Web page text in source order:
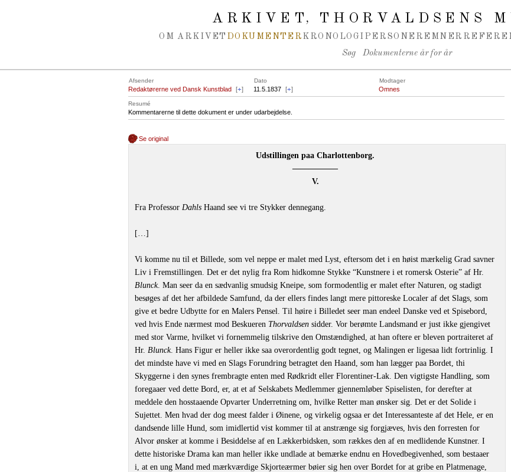
ARKIVET, THORVALDSENS
OM ARKIVET DOKUMENTER KRONOLOGI PERSONER EMNER
Søg Dokumenterne år for år
Afsender Dato Modtager
Redaktørerne ved Dansk Kunstblad [+] 11.5.1837 [+] Omnes
Resumé
Kommentarerne til dette dokument er under udarbejdelse.
Se original
Udstillingen paa Charlottenborg.
–––––––––––
V.
Fra Professor Dahls Haand see vi tre Stykker dennegang.
[…]
Vi komme nu til et Billede, som vel neppe er malet med Lyst, eftersom det i en høist mærkelig Grad savner
Liv i Fremstillingen. Det er det nylig fra Rom hidkomne Stykke “Kunstnere i et romersk Osterie” af Hr.
Blunck. Man seer da en sædvanlig smudsig Kneipe, som formodentlig er malet efter Naturen, og stadigt
besøges af det her afbildede Samfund, da der ellers findes langt mere pittoreske Localer af det Slags, som
give et bedre Udbytte for en Malers Pensel. Til høire i Billedet seer man endeel Danske ved et Spisebord,
ved hvis Ende nærmest mod Beskueren Thorvaldsen sidder. Vor berømte Landsmand er just ikke gjengivet
med stor Varme, hvilket vi fornemmelig tilskrive den Omstændighed, at han oftere er bleven portraiteret af
Hr. Blunck. Hans Figur er heller ikke saa overordentlig godt tegnet, og Malingen er ligesaa lidt fortrinlig. I
det mindste have vi med en Slags Forundring betragtet den Haand, som han lægger paa Bordet, thi
Skyggerne i den synes frembragte enten med Rødkridt eller Florentiner-Lak. Den vigtigste Handling, som
foregaaer ved dette Bord, er, at et af Selskabets Medlemmer gjennemløber Spiselisten, for derefter at
meddele den hosstaaende Opvarter Underretning om, hvilke Retter man ønsker sig. Det er det Solide i
Sujettet. Men hvad der dog meest falder i Øinene, og virkelig ogsaa er det Interessanteste af det Hele, er en
dandsende lille Hund, som imidlertid vist kommer til at anstrænge sig forgjæves, hvis den forresten for
Alvor ønsker at komme i Besiddelse af en Lækkerbidsken, som rækkes den af en medlidende Kunstner. I
dette historiske Drama kan man heller ikke undlade at bemærke endnu en Hovedbegivenhed, som bestaaer
i, at en ung Mand med mærkværdige Skjorteærmer bøier sig hen over Bordet for at gribe en Platmenage,